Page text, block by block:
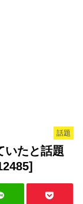
話題
いたと話題